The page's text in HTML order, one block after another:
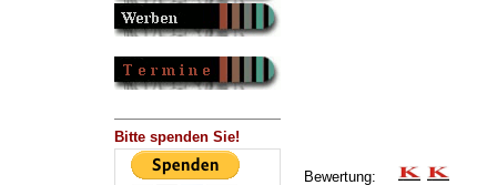
Bitte spenden Sie!
Bewertung: